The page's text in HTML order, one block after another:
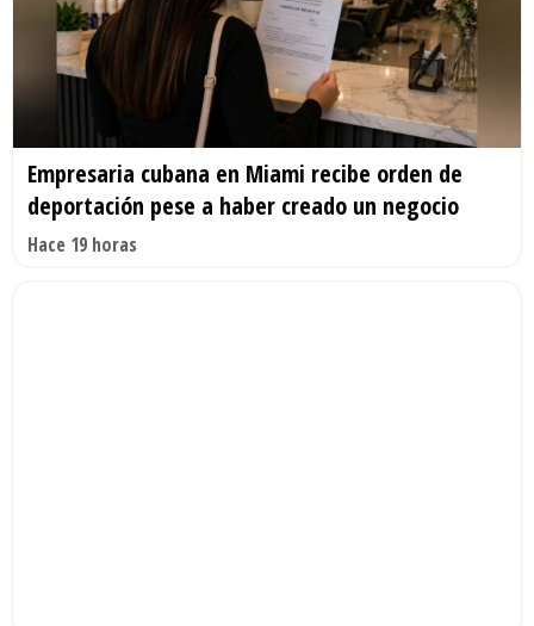
Empresaria cubana en Miami recibe orden de
deportación pese a haber creado un negocio
Hace 19 horas